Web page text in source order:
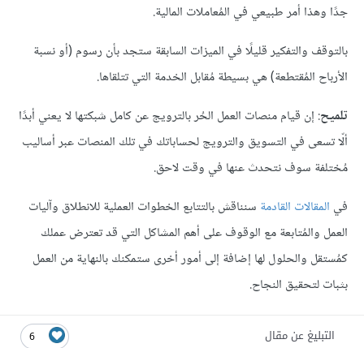
جدًا وهذا أمر طبيعي في المُعاملات المالية.
بالتوقف والتفكير قليلًا في الميزات السابقة ستجد بأن رسوم (أو نسبة
الأرباح المُقتطعة) هي بسيطة مُقابل الخدمة التي تتلقاها.
تلميح: إن قيام منصات العمل الحُر بالترويج عن كامل شبكتها لا يعني أبدًا
ألّا تسعى في التسويق والترويج لحساباتك في تلك المنصات عبر أساليب
مُختلفة سوف نتحدث عنها في وقت لاحق.
في المقالات القادمة سنناقش بالتتابع الخطوات العملية للانطلاق وآليات
العمل والمُتابعة مع الوقوف على أهم المشاكل التي قد تعترض عملك
كمُستقل والحلول لها إضافة إلى أمور أخرى ستمكنك بالنهاية من العمل
بثبات لتحقيق النجاح.
6 التبليغ عن مقال